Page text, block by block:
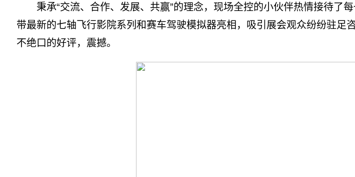
秉承“交流、合作、发展、共赢”的理念，现场全控的小伙伴热情接待了
带最新的七轴飞行影院系列和赛车驾驶模拟器亮相，吸引展会观众纷纷驻
不绝口的好评，震撼。